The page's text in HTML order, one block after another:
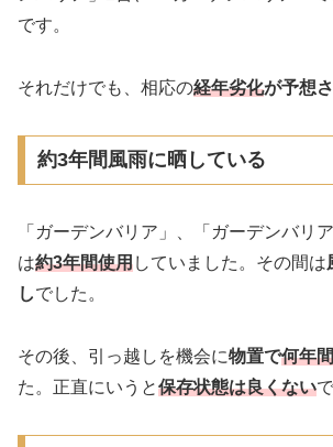
です。
それだけでも、相応の経年劣化が予想
約3年間風雨に晒している
「ガーデンバリア」、「ガーデンバリ
は約3年間使用していました。その間は
しでした。
その後、引っ越しを機会に物置で何年
た。正直にいうと保存状態は良くない